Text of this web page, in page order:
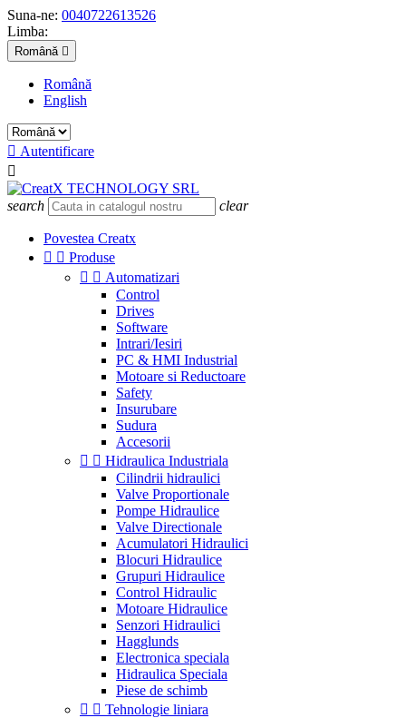
Suna-ne: 0040722613526
Limba:
Română 
Română
English
 Autentificare

search clear
Povestea Creatx
  Produse
  Automatizari
Control
Drives
Software
Intrari/Iesiri
PC & HMI Industrial
Motoare si Reductoare
Safety
Insurubare
Sudura
Accesorii
  Hidraulica Industriala
Cilindrii hidraulici
Valve Proportionale
Pompe Hidraulice
Valve Directionale
Acumulatori Hidraulici
Blocuri Hidraulice
Grupuri Hidraulice
Control Hidraulic
Motoare Hidraulice
Senzori Hidraulici
Hagglunds
Electronica speciala
Hidraulica Speciala
Piese de schimb
  Tehnologie liniara